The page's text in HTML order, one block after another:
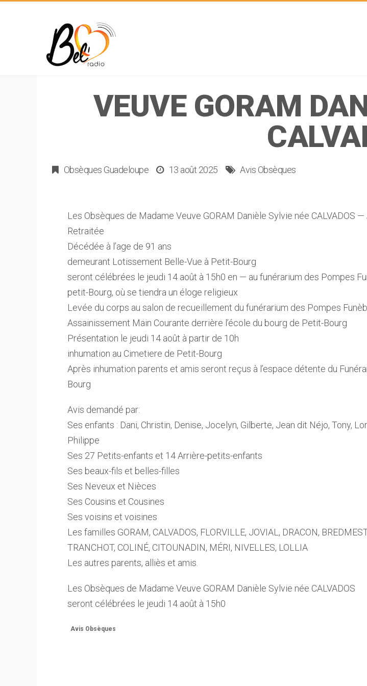
VEUVE GORAM
Obsèques Guadeloupe 13 août 2025 Avis Obsèques
Les Obsèques de Madame Veuve GORAM Danièle Sylvie née CALVADOS
Retraitée
Décédée à l’age de 91 ans
demeurant Lotissement Belle-Vue à Petit-Bourg
seront célébrées le jeudi 14 août à 15h0 en — au funérarium des Pompes
petit-Bourg, où se tiendra un éloge religieux
Levée du corps au salon de recueillement du funérarium des Pompes
Assainissement Main Courante derrière l’école du bourg de Petit-Bourg
Présentation le jeudi 14 août à partir de 10h
inhumation au Cimetiere de Petit-Bourg
Après inhumation parents et amis seront reçus à l’espace détente du
Bourg
Avis demandé par:
Ses enfants : Dani, Christin, Denise, Jocelyn, Gilberte, Jean dit Néjo, Tony,
Philippe
Ses 27 Petits-enfants et 14 Arrière-petits-enfants
Ses beaux-fils et belles-filles
Ses Neveux et Nièces
Ses Cousins et Cousines
Ses voisins et voisines
Les familles GORAM, CALVADOS, FLORVILLE, JOVIAL, DRACON,
TRANCHOT, COLINÉ, CITOUNADIN, MÉRI, NIVELLES, LOLLIA
Les autres parents, alliès et amis.
Les Obsèques de Madame Veuve GORAM Danièle Sylvie née CALVADOS
seront célébrées le jeudi 14 août à 15h0
Avis Obsèques